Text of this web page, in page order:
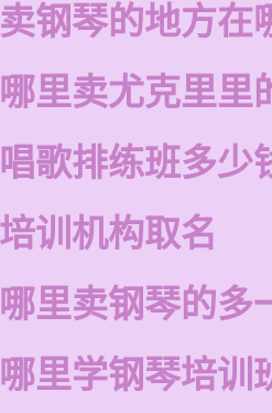
钢琴的地方在
里卖尤克里里
歌排练班多少
训机构取名
里卖钢琴的多
里学钢琴培训